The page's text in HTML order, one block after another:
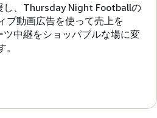
し、Thursday Night Footballの
ブ動画広告を使って売上を
中継をショッパブルな場に変